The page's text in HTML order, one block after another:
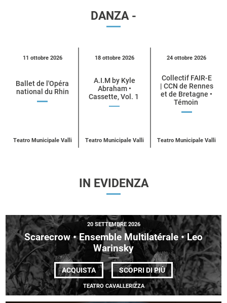
DANZA -
per
categoria
11 ottobre 2026
Ballet de l'Opéra
national du Rhin
L’OPÉRA
NATIONAL
Teatro Municipale Valli
18 ottobre 2026
A.I.M by Kyle
Abraham •
Cassette, Vol. 1
KYLE
ABRAHAM
Teatro Municipale Valli
24 ottobre 2026
Collectif FAIR-E
| CCN de Rennes
et de Bretagne •
Témoin
E
| CCN DE
Teatro Municipale Valli
IN EVIDENZA
20 SETTEMBRE 2026
Scarecrow • Ensemble Multilatérale • Leo
Warinsky
ACQUISTA SCOPRI DI PIÙDI
SCARECROW
•
ENSEMBLE
MULTILATÉRALE
TEATRO CAVALLERIZZA